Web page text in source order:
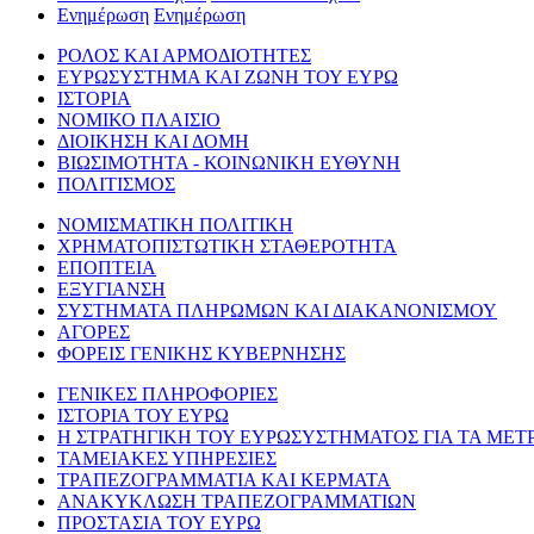
Ενημέρωση Ενημέρωση
ΡΟΛΟΣ ΚΑΙ ΑΡΜΟΔΙΟΤΗΤΕΣ
ΕΥΡΩΣΥΣΤΗΜΑ ΚΑΙ ΖΩΝΗ ΤΟΥ ΕΥΡΩ
ΙΣΤΟΡΙΑ
ΝΟΜΙΚΟ ΠΛΑΙΣΙΟ
ΔΙΟΙΚΗΣΗ ΚΑΙ ΔΟΜΗ
ΒΙΩΣΙΜΟΤΗΤΑ - ΚΟΙΝΩΝΙΚΗ ΕΥΘΥΝΗ
ΠΟΛΙΤΙΣΜΟΣ
ΝΟΜΙΣΜΑΤΙΚΗ ΠΟΛΙΤΙΚΗ
ΧΡΗΜΑΤΟΠΙΣΤΩΤΙΚΗ ΣΤΑΘΕΡΟΤΗΤΑ
ΕΠΟΠΤΕΙΑ
ΕΞΥΓΙΑΝΣΗ
ΣΥΣΤΗΜΑΤΑ ΠΛΗΡΩΜΩΝ ΚΑΙ ΔΙΑΚΑΝΟΝΙΣΜΟΥ
ΑΓΟΡΕΣ
ΦΟΡΕΙΣ ΓΕΝΙΚΗΣ ΚΥΒΕΡΝΗΣΗΣ
ΓΕΝΙΚΕΣ ΠΛΗΡΟΦΟΡΙΕΣ
ΙΣΤΟΡΙΑ ΤΟΥ ΕΥΡΩ
Η ΣΤΡΑΤΗΓΙΚΗ ΤΟΥ ΕΥΡΩΣΥΣΤΗΜΑΤΟΣ ΓΙΑ ΤΑ
ΤΑΜΕΙΑΚΕΣ ΥΠΗΡΕΣΙΕΣ
ΤΡΑΠΕΖΟΓΡΑΜΜΑΤΙΑ ΚΑΙ ΚΕΡΜΑΤΑ
ΑΝΑΚΥΚΛΩΣΗ ΤΡΑΠΕΖΟΓΡΑΜΜΑΤΙΩΝ
ΠΡΟΣΤΑΣΙΑ ΤΟΥ ΕΥΡΩ